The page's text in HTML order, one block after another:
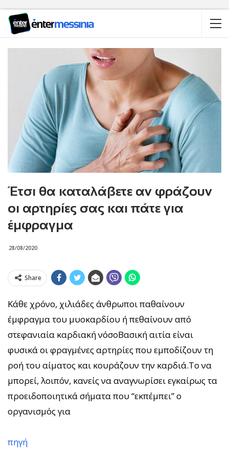
Έτσι θα καταλάβετε αν φράζουν
οι αρτηρίες σας και πάτε για
έμφραγμα
28/08/2020
Share
Κάθε χρόνο, χιλιάδες άνθρωποι παθαίνουν
έμφραγμα του μυοκαρδίου ή πεθαίνουν από
στεφανιαία καρδιακή νόσοΒασική αιτία είναι
φυσικά οι φραγμένες αρτηρίες που εμποδίζουν τη
ροή του αίματος και κουράζουν την καρδιά.Το να
μπορεί, λοιπόν, κανείς να αναγνωρίσει εγκαίρως τα
προειδοποιητικά σήματα που “εκπέμπει” ο
οργανισμός για
πηγή